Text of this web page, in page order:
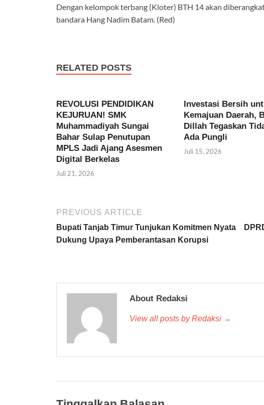
Dengan kelompok terbang (Kloter) BTH 14 akan
bandara Hang Nadim Batam. (Red)
RELATED POSTS
REVOLUSI PENDIDIKAN
KEJURUAN! SMK
Muhammadiyah Sungai
Bahar Sulap Penutupan
MPLS Jadi Ajang Asesmen
Digital Berkelas
Juli 21, 2026
Investasi Bersih
Kemajuan Daerah,
Dillah Tegaskan
Ada Pungli
Juli 15, 2026
PREVIOUS ARTICLE
Bupati Tanjab Timur Tunjukan Komitmen Nyata
Dukung Upaya Pemberantasan Korupsi
About Redaksi
View all posts by Redaksi →